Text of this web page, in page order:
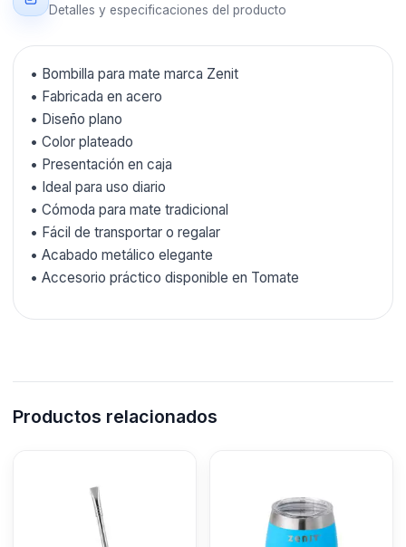
Detalles y especificaciones del producto
• Bombilla para mate marca Zenit
• Fabricada en acero
• Diseño plano
• Color plateado
• Presentación en caja
• Ideal para uso diario
• Cómoda para mate tradicional
• Fácil de transportar o regalar
• Acabado metálico elegante
• Accesorio práctico disponible en Tomate
Productos relacionados